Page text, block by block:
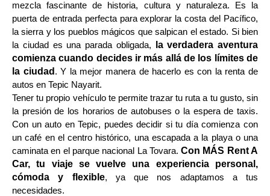
mezcla fascinante de historia, cultura y naturaleza. Es la
puerta de entrada perfecta para explorar la costa del Pacífico,
la sierra y los pueblos mágicos que salpican el estado. Si bien
la ciudad es una parada obligada,
la verdadera aventura
comienza cuando decides ir más allá de los límites de
la ciudad . Y la mejor manera de hacerlo es con la renta de
autos en Tepic Nayarit.
Tener tu propio vehículo te permite trazar tu ruta a tu gusto, sin
la presión de los horarios de autobuses o la espera de taxis.
Con un auto en Tepic, puedes decidir si tu día comienza con
un café en el centro histórico, una escapada a la playa o una
caminata en el parque nacional La Tovara.Con MÁS Rent A
Car, tu viaje se vuelve una experiencia personal,
cómoda y flexible, ya que nos adaptamos a tus
necesidades.